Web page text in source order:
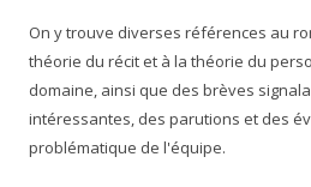
On y trouve diverses références au
théorie du récit et à la théorie du
domaine, ainsi que des brèves
intéressantes, des parutions et des
problématique de l'équipe.